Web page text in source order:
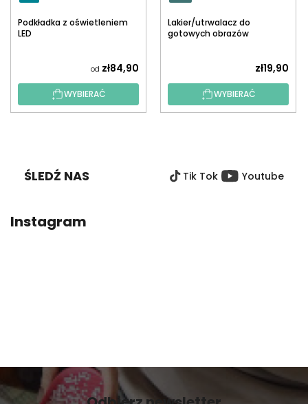
Podkładka z oświetleniem
LED
od zł84,90
WYBIERAĆ
Lakier/utrwalacz do
gotowych obrazów
zł19,90
WYBIERAĆ
ŚLEDŹ NAS Tik Tok Youtube
Instagram